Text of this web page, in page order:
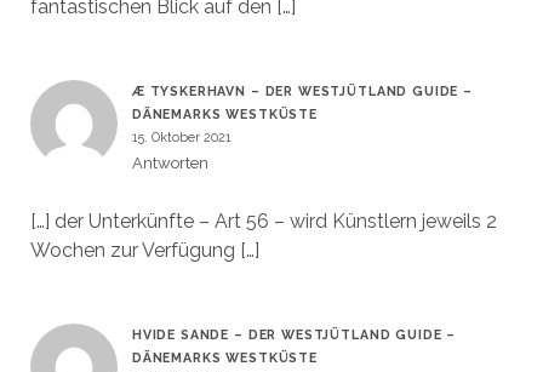
fantastischen Blick auf den […]
Æ TYSKERHAVN – DER WESTJÜTLAND GUIDE –
DÄNEMARKS WESTKÜSTE
15. Oktober 2021
Antworten
[…] der Unterkünfte – Art 56 – wird Künstlern jeweils 2
Wochen zur Verfügung […]
HVIDE SANDE – DER WESTJÜTLAND GUIDE –
DÄNEMARKS WESTKÜSTE